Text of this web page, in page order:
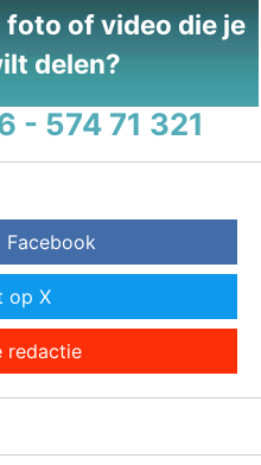
foto of video die je
delen?
- 574 71 321
Facebook
op X
redactie